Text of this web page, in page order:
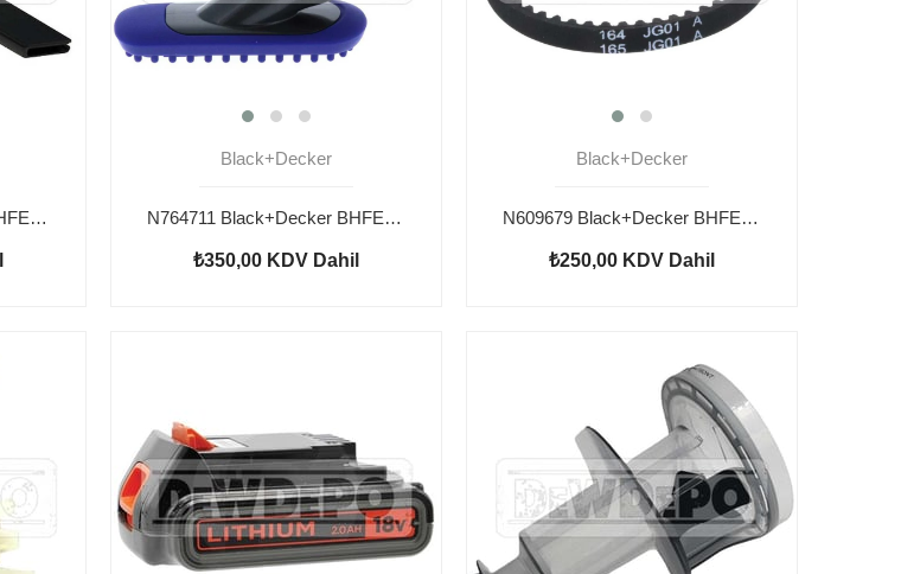
N764710 Black+Decker BHFEV182CP Nozul Fırça
Black+Decker
N764711 Black+Decker BHFEV182CP Pet Fırça
₺350,00 KDV Dahil
Black+Decker
N609679 Black+Decker BHFEV182CP Kayış
₺250,00 KDV Dahil